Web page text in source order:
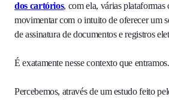
dos cartórios, com ela, várias plataformas
movimentar com o intuito de oferecer um
de assinatura de documentos e registros
É exatamente nesse contexto que entramos.
Percebemos, através de um estudo feito